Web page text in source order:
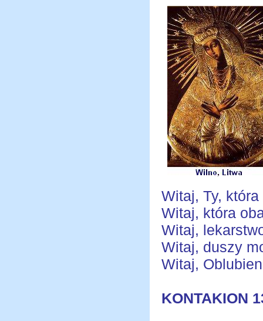
Witaj, Ty,
Witaj, która
Witaj,
Witaj, duszy
Witaj,
KONTAKION